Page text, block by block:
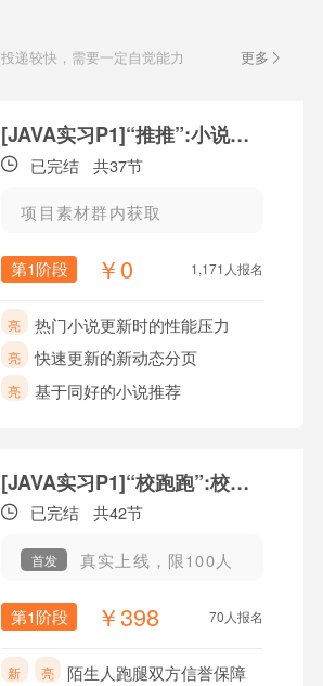
投递较快，需要一定自觉能力 更多
[JAVA实习P1]“推推”:小说白嫖最新更新
已完结 共37节
项目素材群内获取
第1阶段 ￥0 1,171人报名
亮 热门小说更新时的性能压力
亮 快速更新的新动态分页
亮 基于同好的小说推荐
[JAVA实习P1]“校跑跑”:校园快递外卖平台
已完结 共42节
首发 真实上线，限100人
第1阶段 ￥398 70人报名
新 亮 陌生人跑腿双方信誉保障